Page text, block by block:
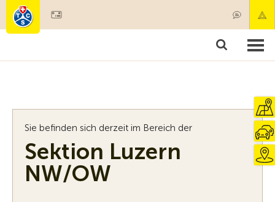
Mitgliedschaft & Leistungen
Sie befinden sich derzeit im Bereich der
Sektion Luzern
NW/OW